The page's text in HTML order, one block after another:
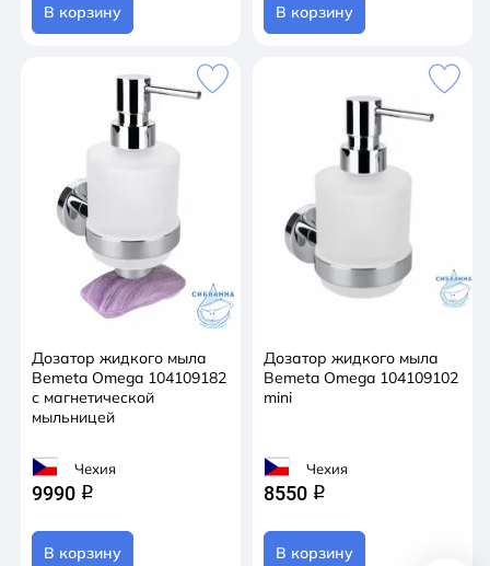
В корзину В корзину
Дозатор жидкого мыла
Bemeta Omega 104109182
с магнетической
мыльницей
Чехия
9990 q
В корзину
Дозатор жидкого мыла
Bemeta Omega 104109102
mini
Чехия
8550 q
В корзину